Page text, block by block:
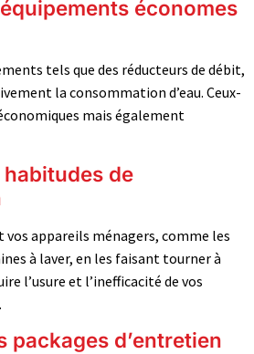
économes
tels que des réducteurs de débit,
la consommation d’eau. Ceux-
mais également
de
appareils ménagers, comme les
à laver, en les faisant tourner à
l’usure et l’inefficacité de vos
packages d’entretien